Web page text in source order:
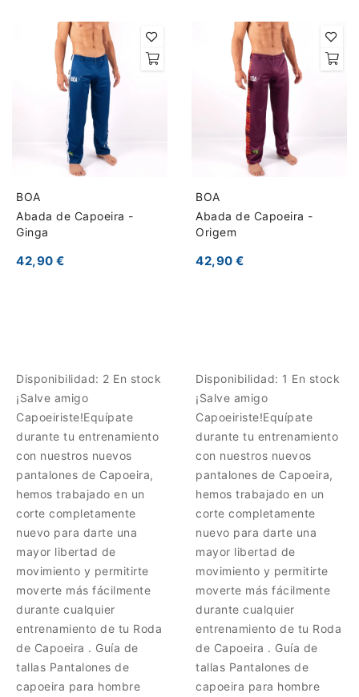
BOA
Abada de Capoeira -
Ginga
42,90 €
Disponibilidad: 2 En stock
¡Salve amigo
Capoeiriste!Equípate
durante tu entrenamiento
con nuestros nuevos
pantalones de Capoeira,
hemos trabajado en un
corte completamente
nuevo para darte una
mayor libertad de
movimiento y permitirte
moverte más fácilmente
durante cualquier
entrenamiento de tu Roda
de Capoeira . Guía de
tallas Pantalones de
capoeira para hombre
BOA
Abada de Capoeira -
Origem
42,90 €
Disponibilidad: 1 En stock
¡Salve amigo
Capoeiriste!Equípate
durante tu entrenamiento
con nuestros nuevos
pantalones de Capoeira,
hemos trabajado en un
corte completamente
nuevo para darte una
mayor libertad de
movimiento y permitirte
moverte más fácilmente
durante cualquier
entrenamiento de tu Roda
de Capoeira . Guía de
tallas Pantalones de
capoeira para hombre